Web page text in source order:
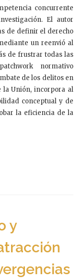
concurrente
El autor
de definir el derecho
un reenvió al
de frustrar todas las
normativo
de los delitos en
la Unión, incorpora al
conceptual y de
la eficiencia de la
y